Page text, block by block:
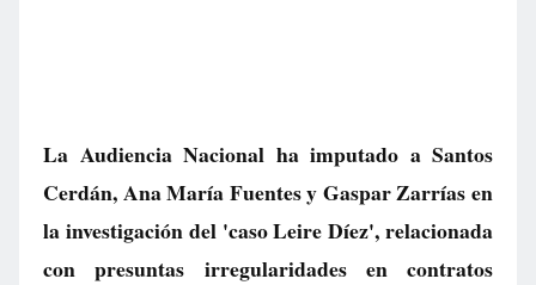
La Audiencia Nacional ha imputado a Santos
Cerdán, Ana María Fuentes y Gaspar Zarrías en
la investigación del 'caso Leire Díez', relacionada
con presuntas irregularidades en contratos